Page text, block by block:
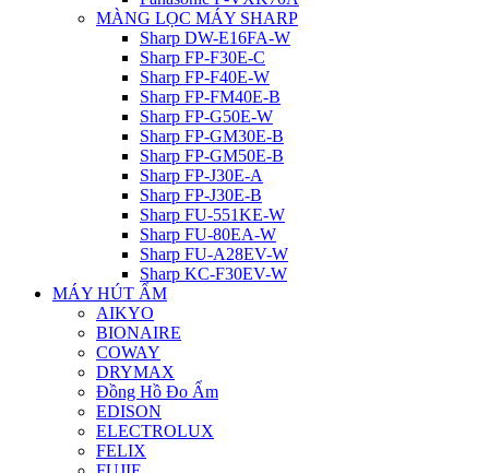
MÀNG LỌC MÁY SHARP
Sharp DW-E16FA-W
Sharp FP-F30E-C
Sharp FP-F40E-W
Sharp FP-FM40E-B
Sharp FP-G50E-W
Sharp FP-GM30E-B
Sharp FP-GM50E-B
Sharp FP-J30E-A
Sharp FP-J30E-B
Sharp FU-551KE-W
Sharp FU-80EA-W
Sharp FU-A28EV-W
Sharp KC-F30EV-W
MÁY HÚT ẨM
AIKYO
BIONAIRE
COWAY
DRYMAX
Đồng Hồ Đo Ẩm
EDISON
ELECTROLUX
FELIX